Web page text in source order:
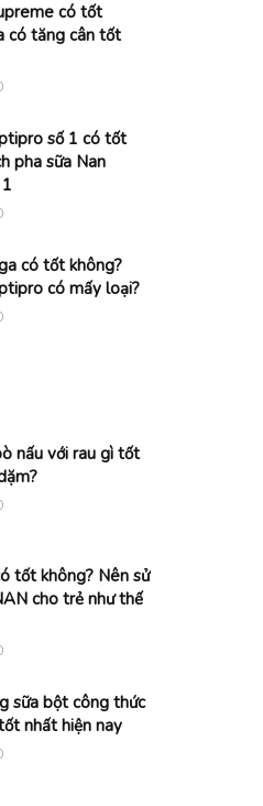
có tốt
có tăng cân tốt
số 1 có tốt
pha sữa Nan
có tốt không?
có mấy loại?
nấu với rau gì tốt
tốt không? Nên sử
cho trẻ như thế
sữa bột công thức
nhất hiện nay